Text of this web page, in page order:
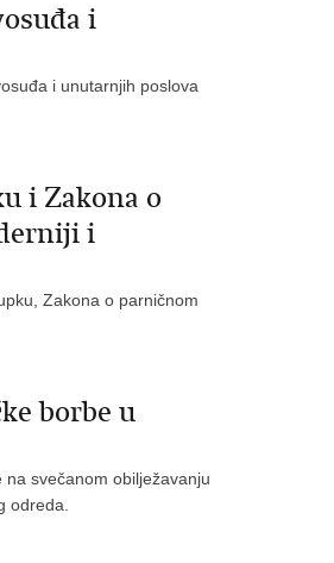
i
i unutarnjih poslova
i Zakona o
i
Zakona o parničnom
borbe u
svečanom obilježavanju
odreda.